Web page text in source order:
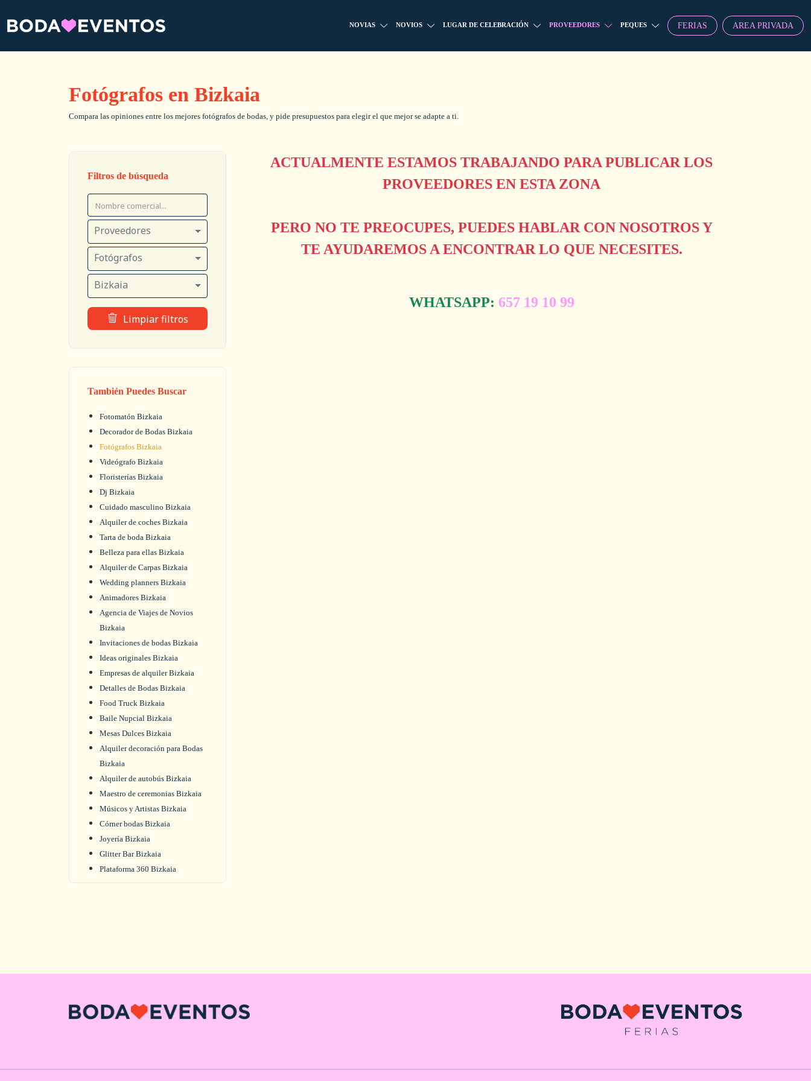
NOVIAS NOVIOS LUGAR DE CELEBRACIÓN PROVEEDORES PEQUES FERIAS AREA PRIVADA
Fotógrafos en Bizkaia
Compara las opiniones entre los mejores fotógrafos de bodas, y pide presupuestos para elegir el que mejor se adapte a ti.
Filtros de búsqueda
Proveedores
Fotógrafos
Bizkaia
Limpiar filtros
También Puedes Buscar
Fotomatón Bizkaia
Decorador de Bodas Bizkaia
Fotógrafos Bizkaia
Videógrafo Bizkaia
Floristerías Bizkaia
Dj Bizkaia
Cuidado masculino Bizkaia
Alquiler de coches Bizkaia
Tarta de boda Bizkaia
Belleza para ellas Bizkaia
Alquiler de Carpas Bizkaia
Wedding planners Bizkaia
Animadores Bizkaia
Agencia de Viajes de Novios
Bizkaia
Invitaciones de bodas Bizkaia
Ideas originales Bizkaia
Empresas de alquiler Bizkaia
Detalles de Bodas Bizkaia
Food Truck Bizkaia
Baile Nupcial Bizkaia
Mesas Dulces Bizkaia
Alquiler decoración para Bodas
Bizkaia
Alquiler de autobús Bizkaia
Maestro de ceremonias Bizkaia
Músicos y Artistas Bizkaia
Córner bodas Bizkaia
Joyería Bizkaia
Glitter Bar Bizkaia
Plataforma 360 Bizkaia
ACTUALMENTE ESTAMOS TRABAJANDO PARA PUBLICAR LOS
PROVEEDORES EN ESTA ZONA
PERO NO TE PREOCUPES, PUEDES HABLAR CON NOSOTROS Y
TE AYUDAREMOS A ENCONTRAR LO QUE NECESITES.
WHATSAPP: 657 19 10 99